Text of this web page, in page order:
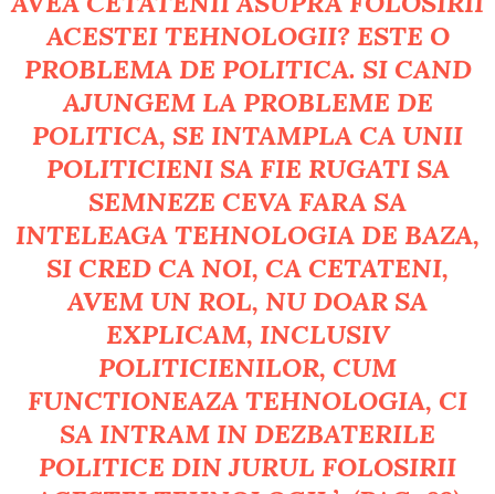
ACESTEI TEHNOLOGII? ESTE O
PROBLEMA DE POLITICA. SI CAND
AJUNGEM LA PROBLEME DE
POLITICA, SE INTAMPLA CA UNII
POLITICIENI SA FIE RUGATI SA
SEMNEZE CEVA FARA SA
INTELEAGA TEHNOLOGIA DE BAZA,
SI CRED CA NOI, CA CETATENI,
AVEM UN ROL, NU DOAR SA
EXPLICAM, INCLUSIV
POLITICIENILOR, CUM
FUNCTIONEAZA TEHNOLOGIA, CI
SA INTRAM IN DEZBATERILE
POLITICE DIN JURUL FOLOSIRII